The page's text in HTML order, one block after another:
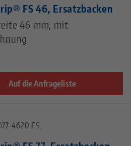
FS 46, Ersatzbacken
46 mm, mit
Auf die Anfrageliste
4620 FS